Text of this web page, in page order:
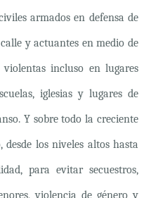
armados en defensa de
y actuantes en medio de
incluso en lugares
iglesias y lugares de
Y sobre todo la creciente
desde los niveles altos hasta
para evitar secuestros,
violencia de género y